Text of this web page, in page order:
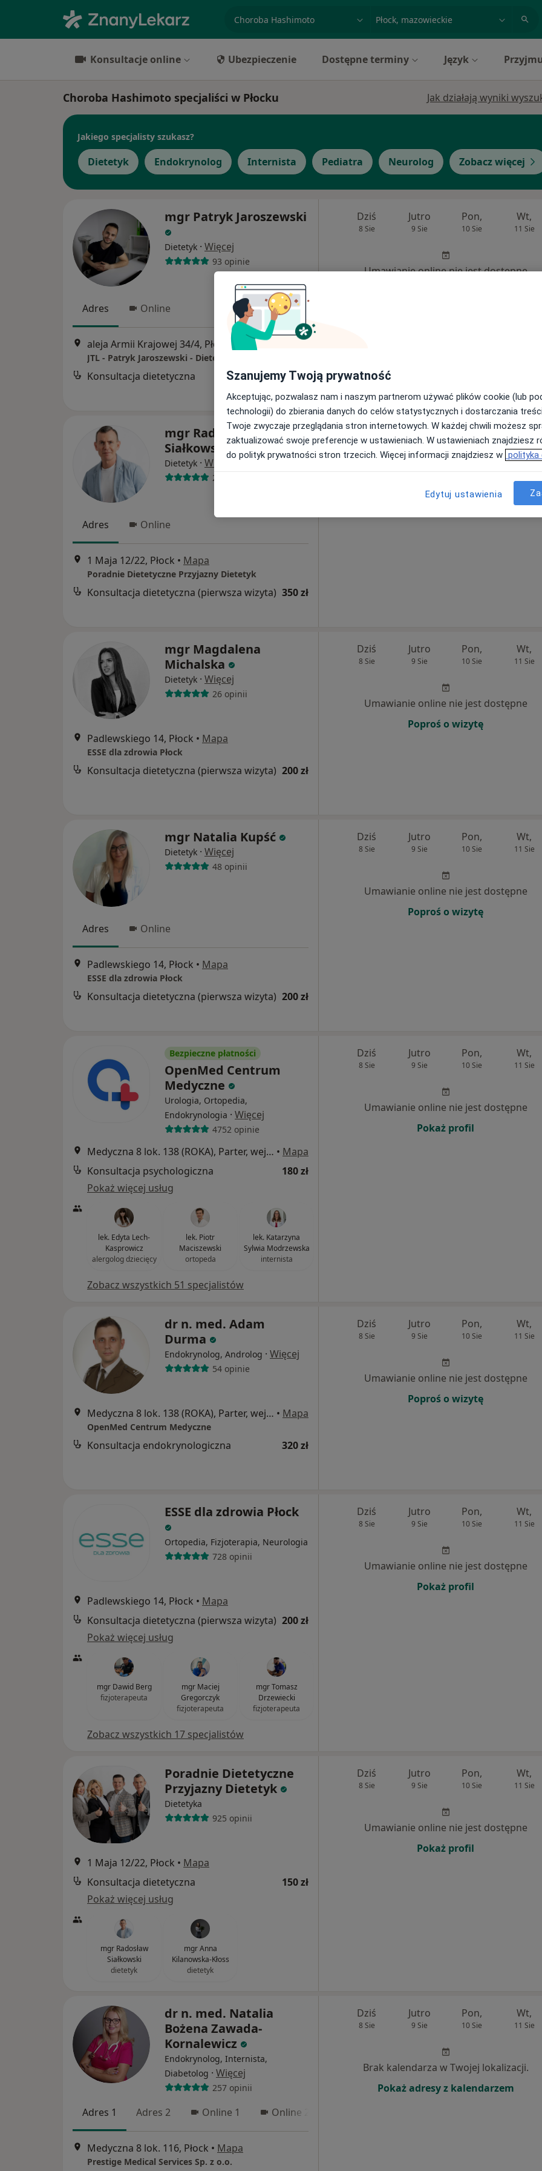
Konsultacje online Ubezpieczenie Dostępne terminy Język
Choroba Hashimoto specjaliści w Płocku Jak działają wyniki
Jakiego specjalisty szukasz?
Dietetyk Endokrynolog Internista Pediatra Neurolog Zobacz więcej
mgr Patryk Jaroszewski
Dietetyk · Więcej
93 opinie
Adres Online
aleja Armii Krajowej 34/4, Płock • Mapa
JTL - Patryk Jaroszewski - Dietetyk Płock
Konsultacja dietetyczna 190 zł
Dziś
8 Sie
Jutro
9 Sie
Pon,
10 Sie
Wt,
11 Sie
Umawianie online nie jest dostępne
mgr Radosław
Siałkowski
Dietetyk · Więcej
221 opinii
Adres Online
1 Maja 12/22, Płock • Mapa
Poradnie Dietetyczne Przyjazny Dietetyk
Konsultacja dietetyczna (pierwsza wizyta) 350 zł
Dziś
8 Sie
Jutro
9 Sie
Pon,
10 Sie
Wt,
11 Sie
mgr Magdalena
Michalska
Dietetyk · Więcej
26 opinii
Padlewskiego 14, Płock • Mapa
ESSE dla zdrowia Płock
Konsultacja dietetyczna (pierwsza wizyta) 200 zł
Dziś
8 Sie
Jutro
9 Sie
Pon,
10 Sie
Wt,
11 Sie
Umawianie online nie jest dostępne
Poproś o wizytę
mgr Natalia Kupść
Dietetyk · Więcej
48 opinii
Adres Online
Padlewskiego 14, Płock • Mapa
ESSE dla zdrowia Płock
Konsultacja dietetyczna (pierwsza wizyta) 200 zł
Dziś
8 Sie
Jutro
9 Sie
Pon,
10 Sie
Wt,
11 Sie
Umawianie online nie jest dostępne
Poproś o wizytę
Bezpieczne płatności
OpenMed Centrum
Medyczne
Urologia, Ortopedia,
Endokrynologia · Więcej
4752 opinie
Medyczna 8 lok. 138 (ROKA), Parter, wejście od ul. Honorowych Dawców Krwi, Płock • Mapa
Konsultacja psychologiczna
180 zł
Pokaż więcej usług
lek. Edyta Lech-
Kasprowicz
alergolog dziecięcy
lek. Piotr
Maciszewski
ortopeda
lek. Katarzyna
Sylwia Modrzewska
internista
Zobacz wszystkich 51 specjalistów
Dziś
8 Sie
Jutro
9 Sie
Pon,
10 Sie
Wt,
11 Sie
Umawianie online nie jest dostępne
Pokaż profil
dr n. med. Adam
Durma
Endokrynolog, Androlog · Więcej
54 opinie
Medyczna 8 lok. 138 (ROKA), Parter, wejście od ul. Honorowych Dawców Krwi, Płock • Mapa
OpenMed Centrum Medyczne
Konsultacja endokrynologiczna 320 zł
Dziś
8 Sie
Jutro
9 Sie
Pon,
10 Sie
Wt,
11 Sie
Umawianie online nie jest dostępne
Poproś o wizytę
ESSE dla zdrowia Płock
Ortopedia, Fizjoterapia, Neurologia
728 opinii
Padlewskiego 14, Płock • Mapa
Konsultacja dietetyczna (pierwsza wizyta) 200 zł
Pokaż więcej usług
mgr Dawid Berg
fizjoterapeuta
mgr Maciej
Gregorczyk
fizjoterapeuta
mgr Tomasz
Drzewiecki
fizjoterapeuta
Zobacz wszystkich 17 specjalistów
Dziś
8 Sie
Jutro
9 Sie
Pon,
10 Sie
Wt,
11 Sie
Umawianie online nie jest dostępne
Pokaż profil
Poradnie Dietetyczne
Przyjazny Dietetyk
Dietetyka
925 opinii
1 Maja 12/22, Płock • Mapa
Konsultacja dietetyczna
150 zł
Pokaż więcej usług
mgr Radosław
Siałkowski
dietetyk
mgr Anna
Kilanowska-Kłoss
dietetyk
Dziś
8 Sie
Jutro
9 Sie
Pon,
10 Sie
Wt,
11 Sie
Umawianie online nie jest dostępne
Pokaż profil
dr n. med. Natalia
Bożena Zawada-
Kornalewicz
Endokrynolog, Internista,
Diabetolog · Więcej
257 opinii
Adres 1 Adres 2 Online 1 Online 2
Medyczna 8 lok. 116, Płock • Mapa
Prestige Medical Services Sp. z o.o.
Dziś
8 Sie
Jutro
9 Sie
Pon,
10 Sie
Wt,
11 Sie
Brak kalendarza w Twojej lokalizacji.
Pokaż adresy z kalendarzem
Szanujemy Twoją prywatność
Akceptując, pozwalasz nam i naszym partnerom używać plików cookie (lub
technologii) do zbierania danych do celów statystycznych i dostarczania
Twoje zwyczaje przeglądania stron internetowych. W każdej chwili możesz
zaktualizować swoje preferencje w ustawieniach. W ustawieniach znajdziesz
do polityk prywatności stron trzecich. Więcej informacji znajdziesz w polityka
Edytuj ustawienia